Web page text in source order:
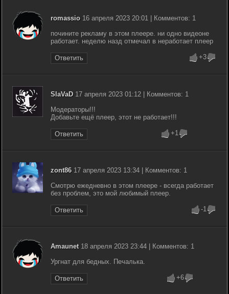
romassio 16 апреля 2023 20:01 | Комментов: 1
почините рекламу в этом плеере. ни одно видеоне
работает. неделю назд отмечал в неработает плеер
Ответить +3
SlaVaD17 апреля 2023 01:12 | Комментов: 1
Модераторы!!!
Добавьте ещё плеер, этот не работает!!!
Ответить +1
zont8617 апреля 2023 13:34 | Комментов: 1
Смотрю ежедневно в этом плеере - всегда работает
без проблем, это мой любимый плеер.
Ответить -1
Amaunet18 апреля 2023 23:44 | Комментов: 1
Ургнат для бедных. Печалька.
Ответить +6